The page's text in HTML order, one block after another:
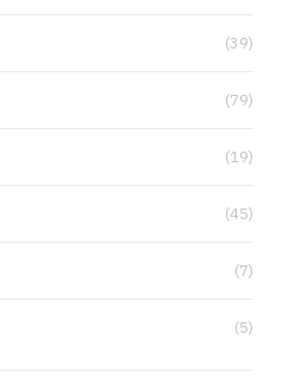
(39)
(79)
(19)
(45)
(7)
(5)